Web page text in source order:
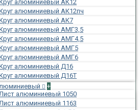
Круг алюминиевый АК12
алюминиевый АК12пч
алюминиевый АК7
алюминиевый АМГ3,5
алюминиевый АМГ4,5
алюминиевый АМГ5
алюминиевый АМГ6
алюминиевый Д16
алюминиевый Д16Т
+
алюминиевый 1050
алюминиевый 1163